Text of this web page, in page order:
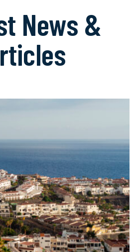
News &